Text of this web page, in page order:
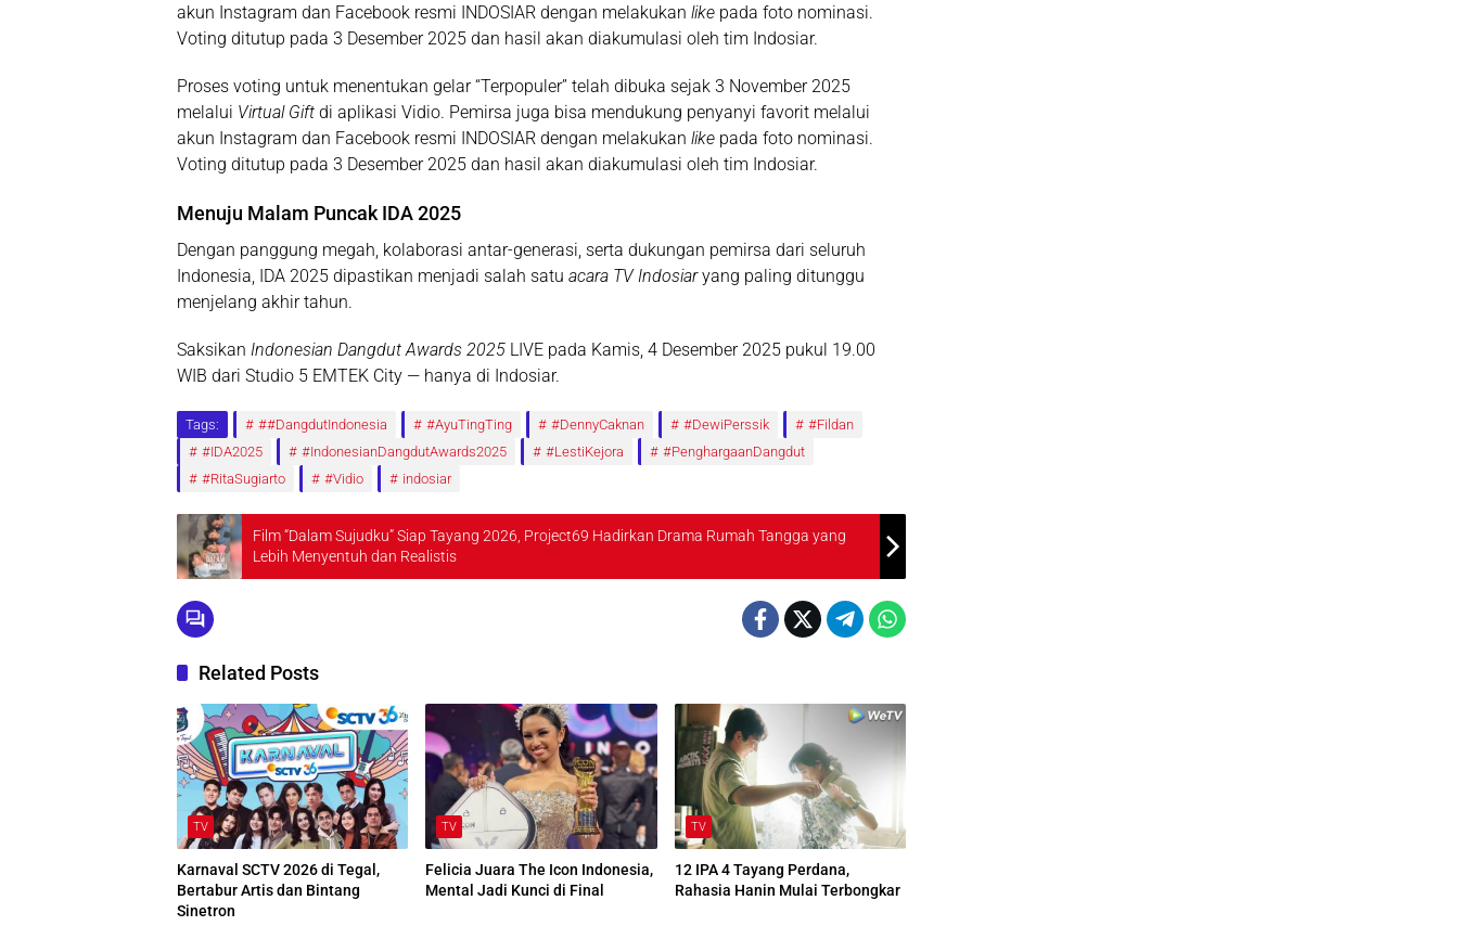
akun Instagram dan Facebook resmi INDOSIAR dengan melakukan like pada foto nominasi.
Voting ditutup pada 3 Desember 2025 dan hasil akan diakumulasi oleh tim Indosiar.
Proses voting untuk menentukan gelar “Terpopuler” telah dibuka sejak 3 November 2025
melalui Virtual Gift di aplikasi Vidio. Pemirsa juga bisa mendukung penyanyi favorit melalui
akun Instagram dan Facebook resmi INDOSIAR dengan melakukan like pada foto nominasi.
Voting ditutup pada 3 Desember 2025 dan hasil akan diakumulasi oleh tim Indosiar.
Menuju Malam Puncak IDA 2025
Dengan panggung megah, kolaborasi antar-generasi, serta dukungan pemirsa dari seluruh
Indonesia, IDA 2025 dipastikan menjadi salah satu acara TV Indosiaryang paling ditunggu
menjelang akhir tahun.
Saksikan Indonesian Dangdut Awards 2025 LIVE pada Kamis, 4 Desember 2025 pukul 19.00
WIB dari Studio 5 EMTEK City — hanya di Indosiar.
Tags: ##DangdutIndonesia #AyuTingTing #DennyCaknan #DewiPerssik
#Fildan
#IDA2025
#IndonesianDangdutAwards2025 #LestiKejora
#PenghargaanDangdut
#RitaSugiarto
#Vidio indosiar
Film “Dalam Sujudku” Siap Tayang 2026, Project69 Hadirkan Drama Rumah Tangga yang
Lebih Menyentuh dan Realistis
Related Posts
TV
Karnaval SCTV 2026 di Tegal,
Bertabur Artis dan Bintang
Sinetron
TV
Felicia Juara The Icon Indonesia,
Mental Jadi Kunci di Final
TV
12 IPA 4 Tayang Perdana,
Rahasia Hanin Mulai Terbongkar